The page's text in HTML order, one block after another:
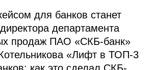
для банков станет
департамента
продаж ПАО «СКБ-банк»
«Лифт в ТОП-3
как это сделал СКБ-